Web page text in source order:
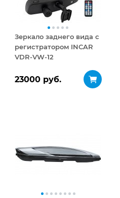
Зеркало заднего вида с
регистратором INCAR
VDR-VW-12
23000 руб.